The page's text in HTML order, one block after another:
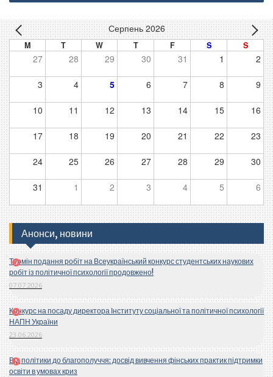
Серпень 2026
M T W T F S S
27 28 29 30 31 1 2
3 4 5 6 7 8 9
10 11 12 13 14 15 16
17 18 19 20 21 22 23
24 25 26 27 28 29 30
31 1 2 3 4 5 6
Анонси, новини
Термін подання робіт на Всеукраїнський конкурс студентських наукових
робіт із політичної психології продовжено!
07.07.2026
Конкурс на посаду директора Інституту соціальної та політичної психології
НАПН України
23.06.2026
Від політики до благополуччя: досвід вивчення фінських практик підтримки
освіти в умовах криз